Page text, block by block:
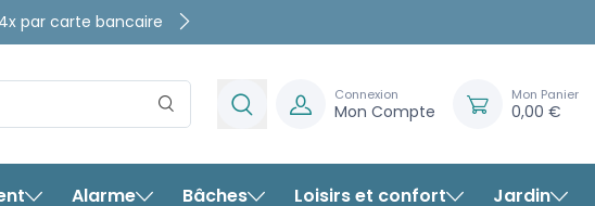
ou 4x par carte
8280 avis garantis
Connexion
Mon Compte
Mon Panier
0,00 €
Alarme Bâches Loisirs et confort Jardin